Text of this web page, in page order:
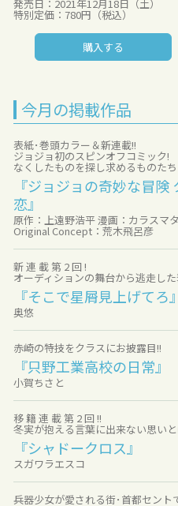
発売日：2021年12月18日（土）
特別定価：780円（税込）
購入する
今月の掲載作品
表紙･巻頭カラー＆新連載!!
ジョジョ初のスピンオフコミック!
なくしたものを探し求めるものたち
『ジョジョの奇妙な冒
恋』
原作：上遠野浩平 漫画：カラスマ
Original Concept：荒木飛呂彦
新 連 載 第 2 回 !
オーディションの舞台から逃走し
『そこで星屑見上げてろ』
奥悠
赤崎の特技をクラスにお披露目!!
『只野工業高校の日常』
小賀ちさと
移 籍 連 載 第 2 回 !!
冬実が抱える言葉に出来ない思いと
『シャドークロス』
スガワラエスコ
兵器少女が愛される街･首都セント